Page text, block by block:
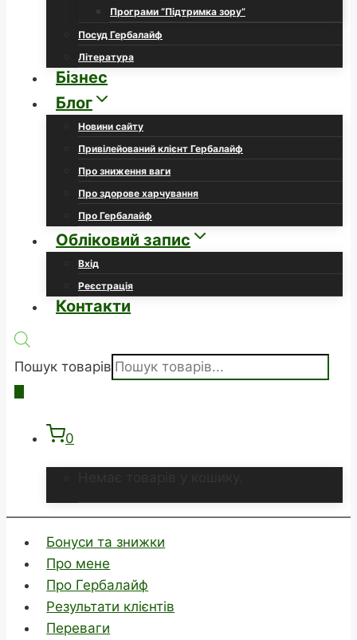
Програми “Підтримка зору”
Посуд Гербалайф
Література
Бізнес
Блог
Новини сайту
Привілейований клієнт Гербалайф
Про зниження ваги
Про здорове харчування
Про Гербалайф
Обліковий запис
Вхід
Реєстрація
Контакти
Пошук товарів
0
Бонуси та знижки
Про мене
Про Гербалайф
Результати клієнтів
Переваги